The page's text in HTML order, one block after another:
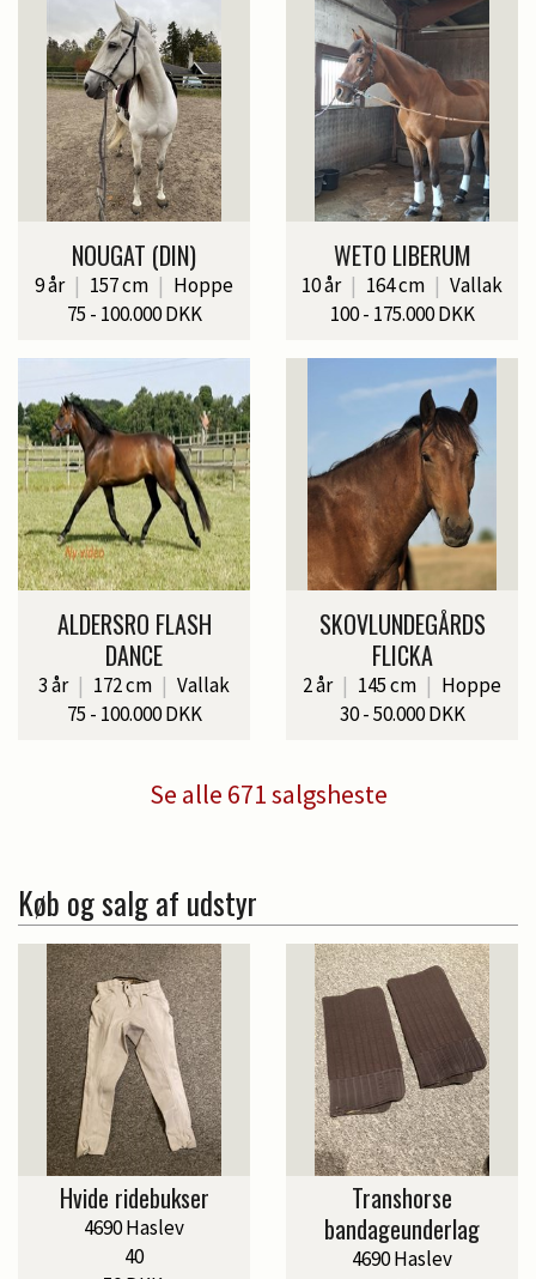
NOUGAT (DIN)
9 år | 157 cm | Hoppe
75 - 100.000 DKK
WETO LIBERUM
10 år | 164 cm | Vallak
100 - 175.000 DKK
ALDERSRO FLASH
DANCE
3 år | 172 cm | Vallak
75 - 100.000 DKK
SKOVLUNDEGÅRDS
FLICKA
2 år | 145 cm | Hoppe
30 - 50.000 DKK
Se alle 671 salgsheste
Køb og salg af udstyr
Hvide ridebukser
4690 Haslev
40
Transhorse
bandageunderlag
4690 Haslev